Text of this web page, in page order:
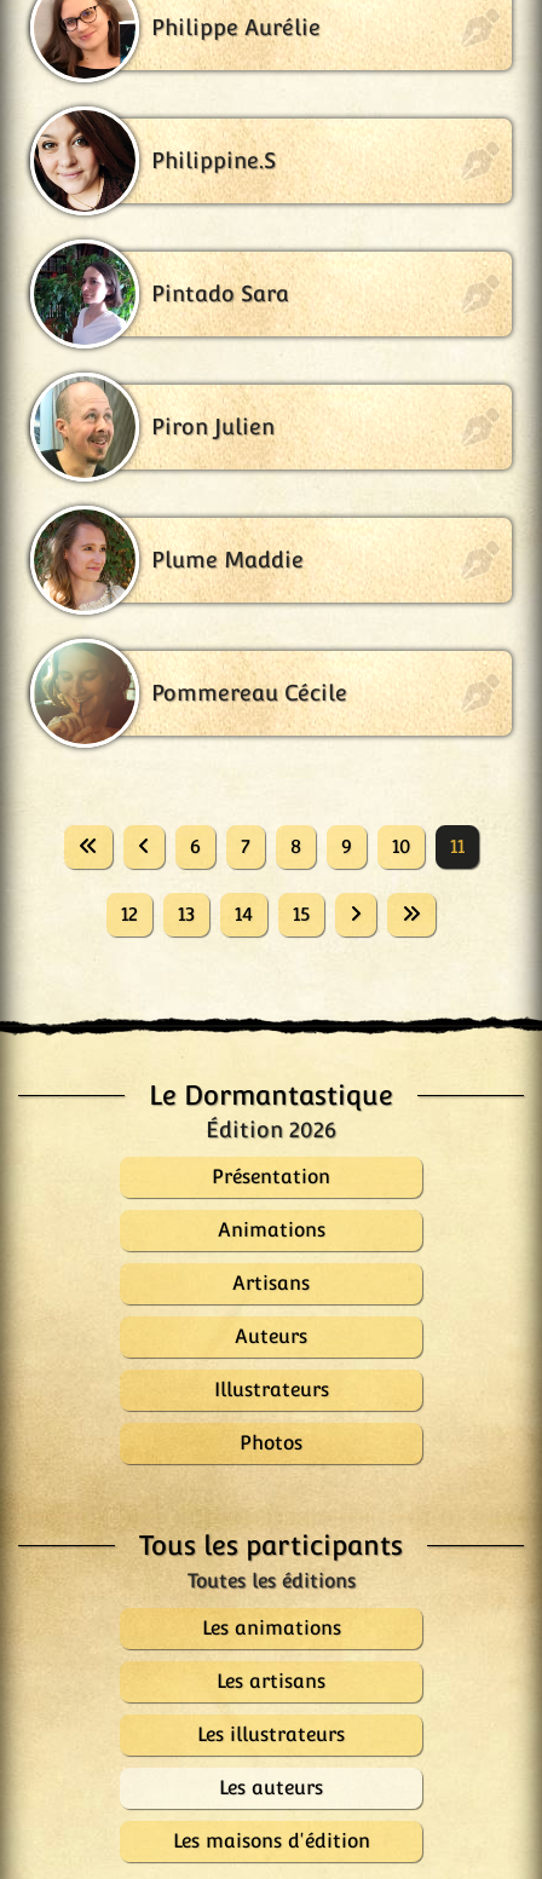
Le Dormantastique
Édition 2026
Présentation
Animations
Artisans
Auteurs
Illustrateurs
Photos
Tous les participants
Les animations
Les artisans
Les illustrateurs
Les auteurs
Les maisons d'édition
Philippe Aurélie
Philippine.S
Pintado Sara
Piron Julien
Plume Maddie
Pommereau Cécile
6 7 8 9 10 11
12 13 14 15